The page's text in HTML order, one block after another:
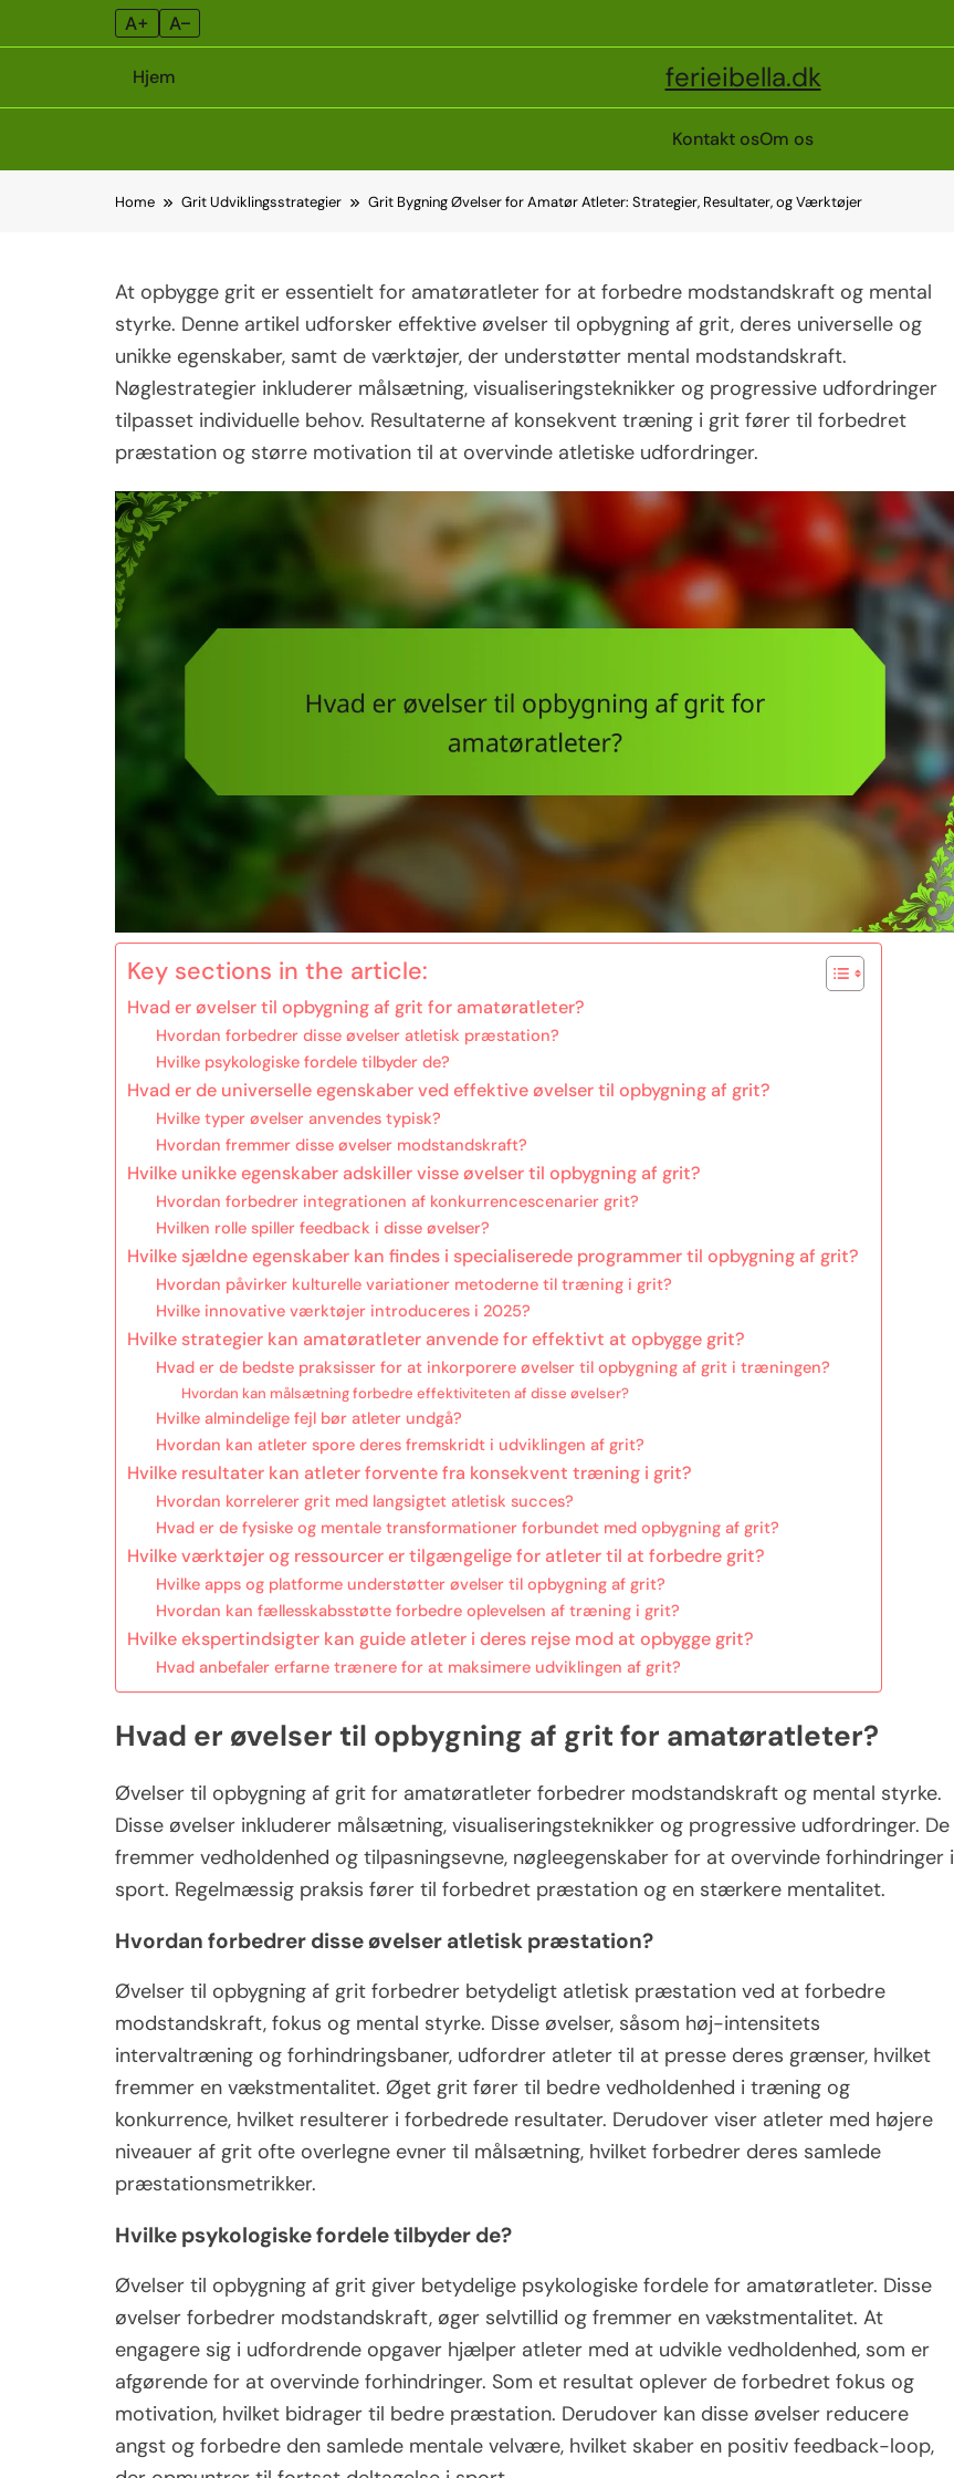
A+ A–
Hjem ferieibella.dk
Kontakt osOm os
Home Grit Udviklingsstrategier Grit Bygning Øvelser for Amatør Atleter: Strategier, Resultater, og Værktøjer
At opbygge grit er essentielt for amatøratleter for at forbedre modstandskraft og mental
styrke. Denne artikel udforsker effektive øvelser til opbygning af grit, deres universelle og
unikke egenskaber, samt de værktøjer, der understøtter mental modstandskraft.
Nøglestrategier inkluderer målsætning, visualiseringsteknikker og progressive udfordringer
tilpasset individuelle behov. Resultaterne af konsekvent træning i grit fører til forbedret
præstation og større motivation til at overvinde atletiske udfordringer.
Key sections in the article:
Hvad er øvelser til opbygning af grit for amatøratleter?
Hvordan forbedrer disse øvelser atletisk præstation?
Hvilke psykologiske fordele tilbyder de?
Hvad er de universelle egenskaber ved effektive øvelser til opbygning af grit?
Hvilke typer øvelser anvendes typisk?
Hvordan fremmer disse øvelser modstandskraft?
Hvilke unikke egenskaber adskiller visse øvelser til opbygning af grit?
Hvordan forbedrer integrationen af konkurrencescenarier grit?
Hvilken rolle spiller feedback i disse øvelser?
Hvilke sjældne egenskaber kan findes i specialiserede programmer til opbygning af grit?
Hvordan påvirker kulturelle variationer metoderne til træning i grit?
Hvilke innovative værktøjer introduceres i 2025?
Hvilke strategier kan amatøratleter anvende for effektivt at opbygge grit?
Hvad er de bedste praksisser for at inkorporere øvelser til opbygning af grit i træningen?
Hvordan kan målsætning forbedre effektiviteten af disse øvelser?
Hvilke almindelige fejl bør atleter undgå?
Hvordan kan atleter spore deres fremskridt i udviklingen af grit?
Hvilke resultater kan atleter forvente fra konsekvent træning i grit?
Hvordan korrelerer grit med langsigtet atletisk succes?
Hvad er de fysiske og mentale transformationer forbundet med opbygning af grit?
Hvilke værktøjer og ressourcer er tilgængelige for atleter til at forbedre grit?
Hvilke apps og platforme understøtter øvelser til opbygning af grit?
Hvordan kan fællesskabsstøtte forbedre oplevelsen af træning i grit?
Hvilke ekspertindsigter kan guide atleter i deres rejse mod at opbygge grit?
Hvad anbefaler erfarne trænere for at maksimere udviklingen af grit?
Hvad er øvelser til opbygning af grit for amatøratleter?
Øvelser til opbygning af grit for amatøratleter forbedrer modstandskraft og mental styrke.
Disse øvelser inkluderer målsætning, visualiseringsteknikker og progressive udfordringer. De
fremmer vedholdenhed og tilpasningsevne, nøgleegenskaber for at overvinde forhindringer i
sport. Regelmæssig praksis fører til forbedret præstation og en stærkere mentalitet.
Hvordan forbedrer disse øvelser atletisk præstation?
Øvelser til opbygning af grit forbedrer betydeligt atletisk præstation ved at forbedre
modstandskraft, fokus og mental styrke. Disse øvelser, såsom høj-intensitets
intervaltræning og forhindringsbaner, udfordrer atleter til at presse deres grænser, hvilket
fremmer en vækstmentalitet. Øget grit fører til bedre vedholdenhed i træning og
konkurrence, hvilket resulterer i forbedrede resultater. Derudover viser atleter med højere
niveauer af grit ofte overlegne evner til målsætning, hvilket forbedrer deres samlede
præstationsmetrikker.
Hvilke psykologiske fordele tilbyder de?
Øvelser til opbygning af grit giver betydelige psykologiske fordele for amatøratleter. Disse
øvelser forbedrer modstandskraft, øger selvtillid og fremmer en vækstmentalitet. At
engagere sig i udfordrende opgaver hjælper atleter med at udvikle vedholdenhed, som er
afgørende for at overvinde forhindringer. Som et resultat oplever de forbedret fokus og
motivation, hvilket bidrager til bedre præstation. Derudover kan disse øvelser reducere
angst og forbedre den samlede mentale velvære, hvilket skaber en positiv feedback-loop,